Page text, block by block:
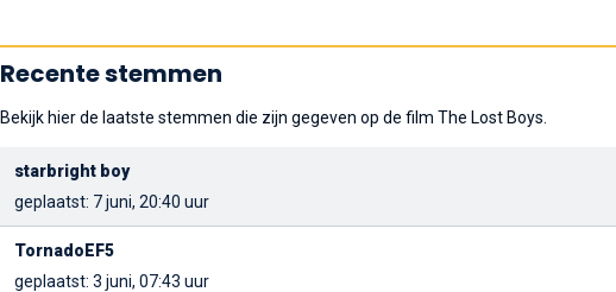
Recente stemmen
Bekijk hier de laatste stemmen die zijn gegeven op de film The Lost Boys.
starbright boy
geplaatst: 7 juni, 20:40 uur
TornadoEF5
geplaatst: 3 juni, 07:43 uur